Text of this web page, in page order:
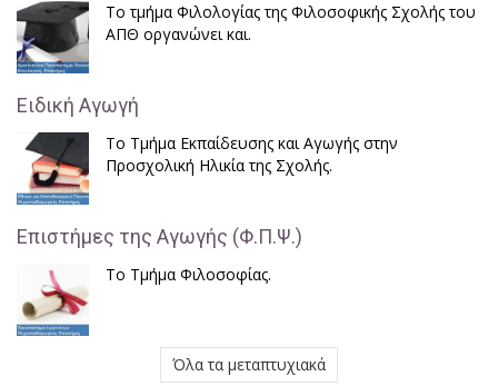
Το τμήμα Φιλολογίας της Φιλοσοφικής Σχολής του
ΑΠΘ οργανώνει και.
Ειδική Αγωγή
Το Τμήμα Εκπαίδευσης και Αγωγής στην
Προσχολική Ηλικία της Σχολής.
Επιστήμες της Αγωγής (Φ.Π.Ψ.)
Το Τμήμα Φιλοσοφίας.
Όλα τα μεταπτυχιακά